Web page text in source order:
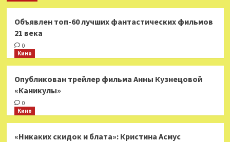
Объявлен топ-60 лучших фантастических фильмов
21 века
0
Кино
Опубликован трейлер фильма Анны Кузнецовой
«Каникулы»
0
Кино
«Никаких скидок и блата»: Кристина Асмус